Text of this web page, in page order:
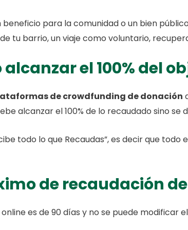
beneficio para la comunidad o un bien
tu barrio, un viaje como voluntario,
el 100% del
de crowdfunding de donación
alcanzar el 100% de lo recaudado sino se
todo lo que Recaudas”, es decir que
de recaudación
es de 90 días y no se puede modificar